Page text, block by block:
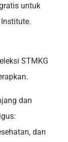
untuk
STMKG
dan
dan